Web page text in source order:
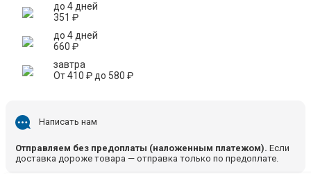
до 4 дней
351 ₽
до 4 дней
660 ₽
завтра
От410 ₽до 580 ₽
Написать нам
Отправляем без предоплаты (наложенным платежом). Если
доставка дороже товара — отправка только по предоплате.